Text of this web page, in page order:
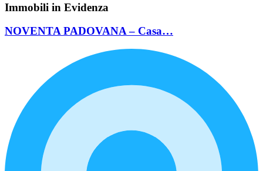
Immobili in Evidenza
NOVENTA PADOVANA – Casa…